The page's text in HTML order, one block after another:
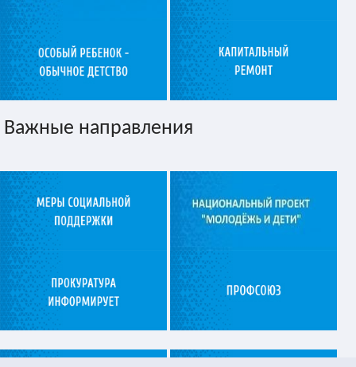
Важные направления